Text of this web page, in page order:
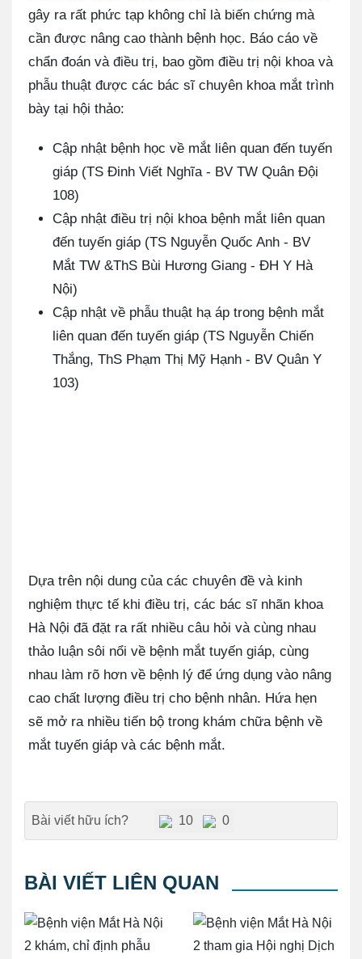
gây ra rất phức tạp không chỉ là biến chứng mà
cần được nâng cao thành bệnh học. Báo cáo về
chẩn đoán và điều trị, bao gồm điều trị nội khoa và
phẫu thuật được các bác sĩ chuyên khoa mắt trình
bày tại hội thảo:
Cập nhật bệnh học về mắt liên quan đến tuyến
giáp (TS Đinh Viết Nghĩa - BV TW Quân Đội
108)
Cập nhật điều trị nội khoa bệnh mắt liên quan
đến tuyến giáp (TS Nguyễn Quốc Anh - BV
Mắt TW &ThS Bùi Hương Giang - ĐH Y Hà
Nội)
Cập nhật về phẫu thuật hạ áp trong bệnh mắt
liên quan đến tuyến giáp (TS Nguyễn Chiến
Thắng, ThS Phạm Thị Mỹ Hạnh - BV Quân Y
103)
Dựa trên nội dung của các chuyên đề và kinh
nghiệm thực tế khi điều trị, các bác sĩ nhãn khoa
Hà Nội đã đặt ra rất nhiều câu hỏi và cùng nhau
thảo luận sôi nổi về bệnh mắt tuyến giáp, cùng
nhau làm rõ hơn về bệnh lý để ứng dụng vào nâng
cao chất lượng điều trị cho bệnh nhân. Hứa hẹn
sẽ mở ra nhiều tiến bộ trong khám chữa bệnh về
mắt tuyến giáp và các bệnh mắt.
Bài viết hữu ích? 10 0
BÀI VIẾT LIÊN QUAN